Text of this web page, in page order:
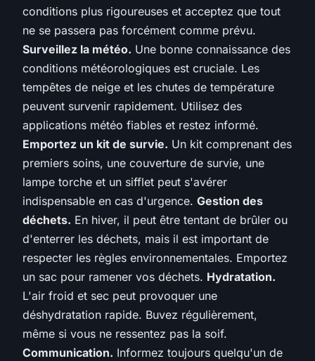
conditions plus rigoureuses et acceptez que tout
ne se passera pas forcément comme prévu.
Surveillez la météo. Une bonne connaissance des
conditions météorologiques est cruciale. Les
tempêtes de neige et les chutes de température
peuvent survenir rapidement. Utilisez des
applications météo fiables et restez informé.
Emportez un kit de survie. Un kit comprenant des
premiers soins, une couverture de survie, une
lampe torche et un sifflet peut s'avérer
indispensable en cas d'urgence. Gestion des
déchets. En hiver, il peut être tentant de brûler ou
d'enterrer les déchets, mais il est important de
respecter les règles environnementales. Emportez
un sac pour ramener vos déchets. Hydratation.
L'air froid et sec peut provoquer une
déshydratation rapide. Buvez régulièrement,
même si vous ne ressentez pas la soif.
Communication. Informez toujours quelqu'un de